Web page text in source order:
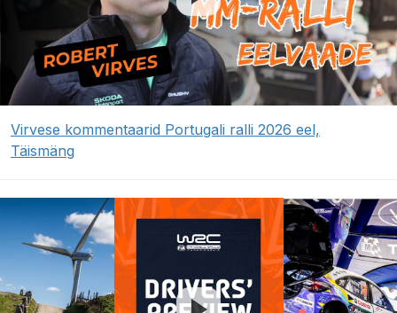
Virvese kommentaarid Portugali ralli 2026 eel,
Täismäng